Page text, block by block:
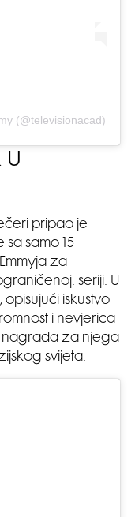
(@televisionacad)
u
pripao je
sa samo 15
za
seriji. U
iskustvo
i nevjerica
nagrada za njega
svijeta.